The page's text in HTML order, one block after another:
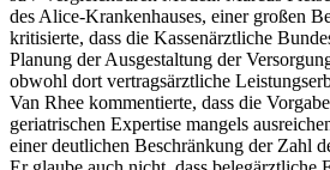
des Alice-Krankenhauses, einer großen
kritisierte, dass die Kassenärztliche
Planung der Ausgestaltung der
obwohl dort vertragsärztliche
Van Rhee kommentierte, dass die
geriatrischen Expertise mangels
einer deutlichen Beschränkung der Zahl